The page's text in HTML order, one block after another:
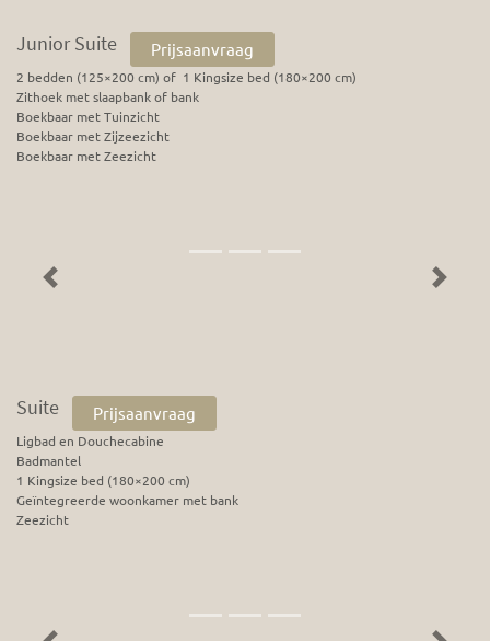
Junior Suite Prijsaanvraag
2 bedden (125×200 cm) of 1 Kingsize bed (180×200 cm)
Zithoek met slaapbank of bank
Boekbaar met Tuinzicht
Boekbaar met Zijzeezicht
Boekbaar met Zeezicht
Previous Next
Suite Prijsaanvraag
Ligbad en Douchecabine
Badmantel
1 Kingsize bed (180×200 cm)
Geïntegreerde woonkamer met bank
Zeezicht